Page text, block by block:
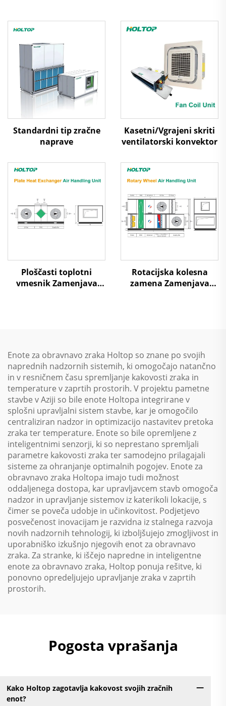
Standardni tip zračne
naprave
Kasetni/Vgrajeni skriti
ventilatorski konvektor
Ploščasti toplotni
vmesnik Zamenjava
Rotacijska kolesna
zamena Zamenjava
Enote za obravnavo zraka Holtop so znane po svojih
naprednih nadzornih sistemih, ki omogočajo natančno
in v resničnem času spremljanje kakovosti zraka in
temperature v zaprtih prostorih. V projektu pametne
stavbe v Aziji so bile enote Holtopa integrirane v
splošni upravljalni sistem stavbe, kar je omogočilo
centraliziran nadzor in optimizacijo nastavitev pretoka
zraka ter temperature. Enote so bile opremljene z
inteligentnimi senzorji, ki so neprestano spremljali
parametre kakovosti zraka ter samodejno prilagajali
sisteme za ohranjanje optimalnih pogojev. Enote za
obravnavo zraka Holtopa imajo tudi možnost
oddaljenega dostopa, kar upravljavcem stavb omogoča
nadzor in upravljanje sistemov iz katerikoli lokacije, s
čimer se poveča udobje in učinkovitost. Podjetjevo
posvečenost inovacijam je razvidna iz stalnega razvoja
novih nadzornih tehnologij, ki izboljšujejo zmogljivost in
uporabniško izkušnjo njegovih enot za obravnavo
zraka. Za stranke, ki iščejo napredne in inteligentne
enote za obravnavo zraka, Holtop ponuja rešitve, ki
ponovno opredeljujejo upravljanje zraka v zaprtih
prostorih.
Pogosta vprašanja
Kako Holtop zagotavlja kakovost svojih zračnih
enot?